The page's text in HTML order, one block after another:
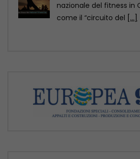
della contea di Yuexi,
sud-occidentale cinese